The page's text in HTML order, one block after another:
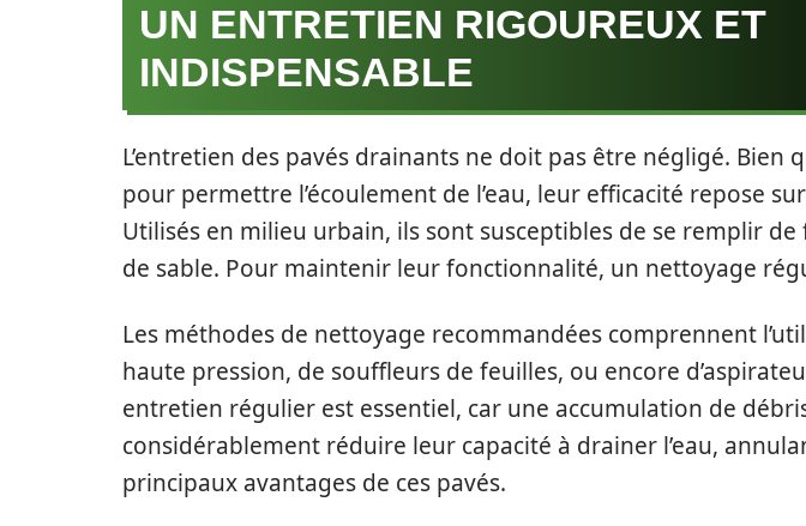
UN ENTRETIEN RIGOUREUX ET
INDISPENSABLE
L’entretien des pavés drainants ne doit pas être négligé. Bien
pour permettre l’écoulement de l’eau, leur efficacité repose
Utilisés en milieu urbain, ils sont susceptibles de se remplir
de sable. Pour maintenir leur fonctionnalité, un nettoyage
Les méthodes de nettoyage recommandées comprennent
haute pression, de souffleurs de feuilles, ou encore
entretien régulier est essentiel, car une accumulation de
considérablement réduire leur capacité à drainer l’eau,
principaux avantages de ces pavés.